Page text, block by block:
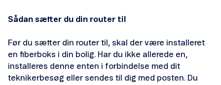
Opsætning og hjælp
Sådan sætter du din router til
Før du sætter din router til, skal der være installeret
en fiberboks i din bolig. Har du ikke allerede en,
installeres denne enten i forbindelse med dit
teknikerbesøg eller sendes til dig med posten. Du